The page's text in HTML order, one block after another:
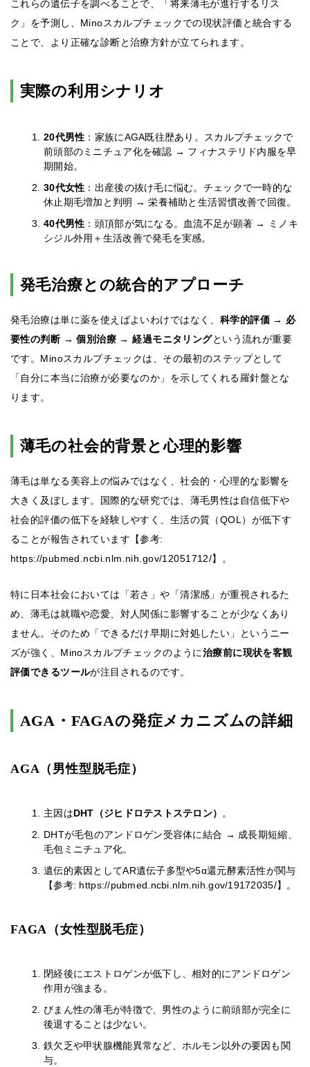
これらの遺伝子を調べることで、「将来薄毛が進行するリス
ク」を予測し、Minoスカルプチェックでの現状評価と統合する
ことで、より正確な診断と治療方針が立てられます。
実際の利用シナリオ
20代男性 ：家族にAGA既往歴あり。スカルプチェックで
前頭部のミニチュア化を確認 → フィナステリド内服を早
期開始。
30代女性 ：出産後の抜け毛に悩む。チェックで一時的な
休止期毛増加と判明 → 栄養補助と生活習慣改善で回復。
40代男性 ：頭頂部が気になる。血流不足が顕著 → ミノキ
シジル外用＋生活改善で発毛を実感。
発毛治療との統合的アプローチ
発毛治療は単に薬を使えばよいわけではなく、 科学的評価 → 必
要性の判断 → 個別治療 → 経過モニタリングという流れが重要
です。Minoスカルプチェックは、その最初のステップとして
「自分に本当に治療が必要なのか」を示してくれる羅針盤とな
ります。
薄毛の社会的背景と心理的影響
薄毛は単なる美容上の悩みではなく、社会的・心理的な影響を
大きく及ぼします。国際的な研究では、薄毛男性は自信低下や
社会的評価の低下を経験しやすく、生活の質（QOL）が低下す
ることが報告されています【参考:
https://pubmed.ncbi.nlm.nih.gov/12051712/】。
特に日本社会においては「若さ」や「清潔感」が重視されるた
め、薄毛は就職や恋愛、対人関係に影響することが少なくあり
ません。そのため「できるだけ早期に対処したい」というニー
ズが強く、Minoスカルプチェックのように治療前に現状を客観
評価できるツールが注目されるのです。
AGA・FAGAの発症メカニズムの詳細
AGA（男性型脱毛症）
主因はDHT（ジヒドロテストステロン） 。
DHTが毛包のアンドロゲン受容体に結合 → 成長期短縮、
毛包ミニチュア化。
遺伝的素因としてAR遺伝子多型や5α還元酵素活性が関与
【参考: https://pubmed.ncbi.nlm.nih.gov/19172035/】。
FAGA（女性型脱毛症）
閉経後にエストロゲンが低下し、相対的にアンドロゲン
作用が強まる。
びまん性の薄毛が特徴で、男性のように前頭部が完全に
後退することは少ない。
鉄欠乏や甲状腺機能異常など、ホルモン以外の要因も関
与。